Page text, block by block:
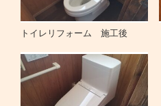
トイレリフォーム 施工後